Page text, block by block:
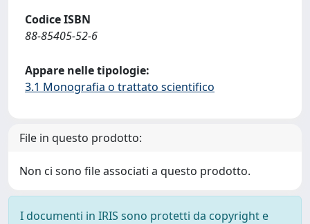
Codice ISBN
88-85405-52-6
Appare nelle tipologie:
3.1 Monografia o trattato scientifico
File in questo prodotto:
Non ci sono file associati a questo prodotto.
I documenti in IRIS sono protetti da copyright e